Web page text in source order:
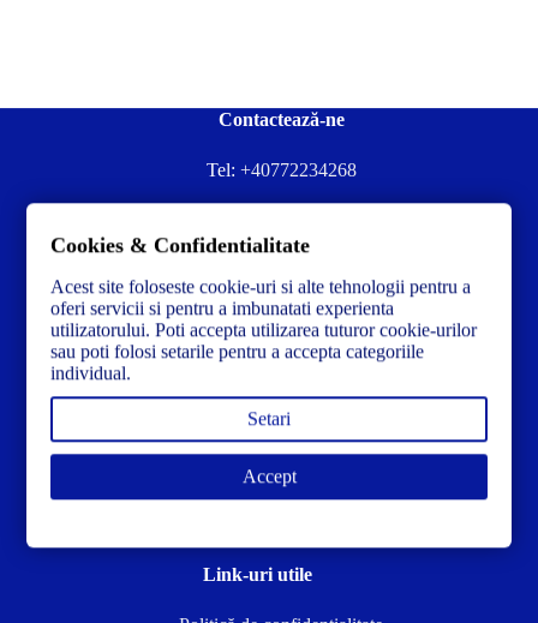
Contactează-ne
Tel: +40772234268
Contacteză-ne la:✉️contact@concrete-forma.com
Str. Dacia Nr 12 Ineu, Arad 315300 Romania
Link-uri utile
Cookies & Confidentialitate
Acest site foloseste cookie-uri si alte tehnologii pentru a
oferi servicii si pentru a imbunatati experienta
utilizatorului. Poti accepta utilizarea tuturor cookie-urilor
sau poti folosi setarile pentru a accepta categoriile
individual.
Setari
Accept